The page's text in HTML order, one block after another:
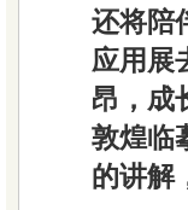
还将陪
应用展
昂，成
敦煌临
的讲解